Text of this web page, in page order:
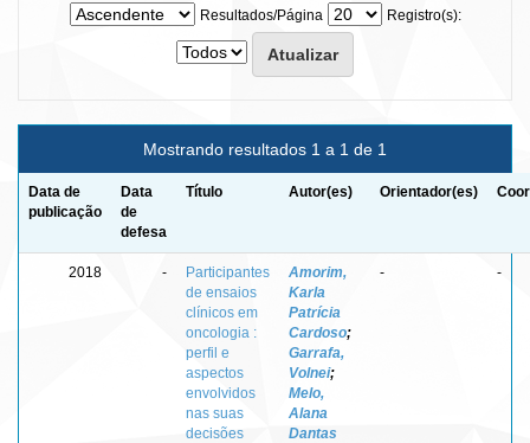
Resultados/Página
Registro(s):
Mostrando resultados 1 a 1 de 1
Data de
publicação
Data
de
defesa
Título Autor(es) Orientador(es)
2018 -
Participantes
de ensaios
clínicos em
oncologia :
perfil e
aspectos
envolvidos
nas suas
decisões
Amorim,
Karla
Patrícia
Cardoso;
Garrafa,
Volnei;
Melo,
Alana
Dantas
- -